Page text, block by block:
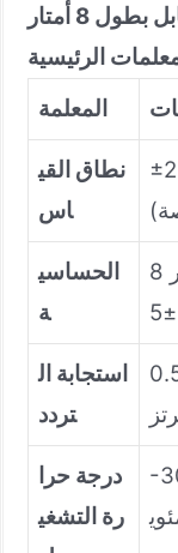
الرئيسية
المعلمة
نطاق القي
اس
±2 مم (±0.08 بو
الحساسي
ة
8 مللي فولت/ميكر
استجابة ال
تردد
إلى 10 كيل
درجة حرا
رة التشغي
مئوية إل